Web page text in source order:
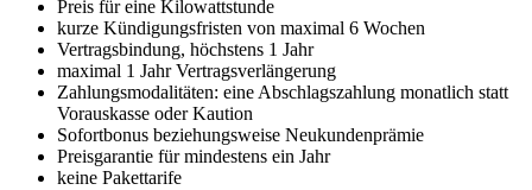
Preis für eine Kilowattstunde
kurze Kündigungsfristen von maximal 6 Wochen
Vertragsbindung, höchstens 1 Jahr
maximal 1 Jahr Vertragsverlängerung
Zahlungsmodalitäten: eine Abschlagszahlung monatlich statt
Vorauskasse oder Kaution
Sofortbonus beziehungsweise Neukundenprämie
Preisgarantie für mindestens ein Jahr
keine Pakettarife